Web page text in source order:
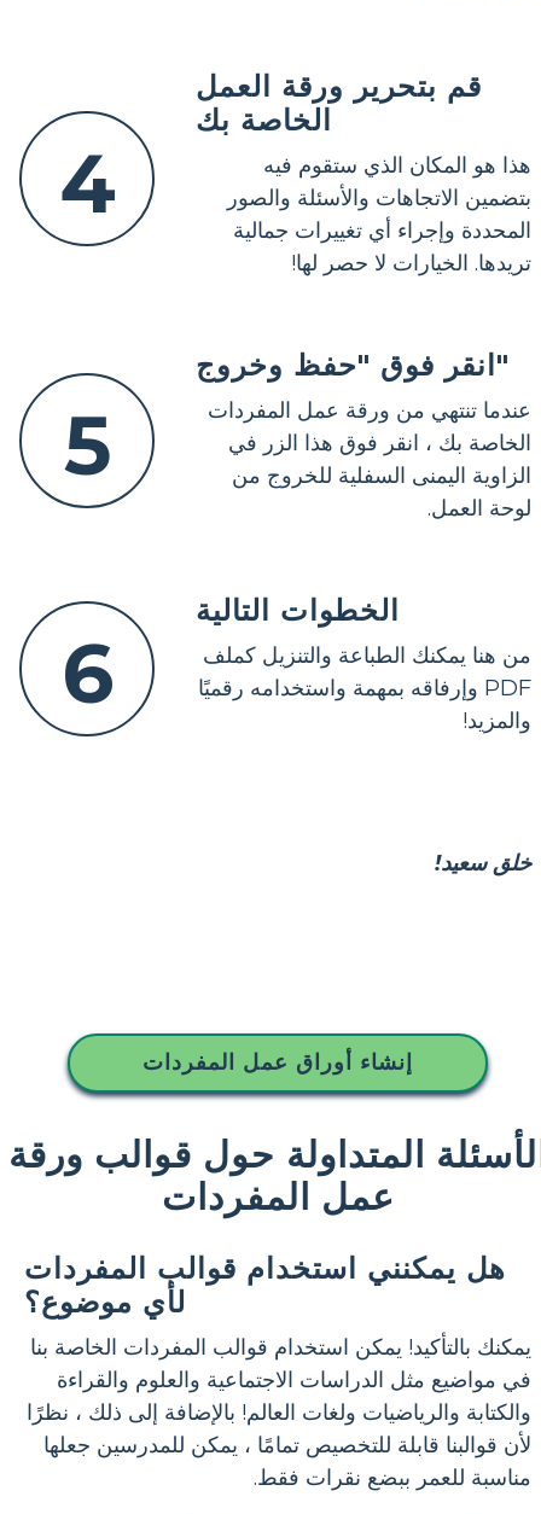
4
قم بتحرير ورقة العمل
الخاصة بك
هذا هو المكان الذي ستقوم فيه
بتضمين الاتجاهات والأسئلة والصور
المحددة وإجراء أي تغييرات جمالية
تريدها. الخيارات لا حصر لها!
5
انقر فوق "حفظ وخروج"
عندما تنتهي من ورقة عمل المفردات
الخاصة بك ، انقر فوق هذا الزر في
الزاوية اليمنى السفلية للخروج من
لوحة العمل.
6
الخطوات التالية
من هنا يمكنك الطباعة والتنزيل كملف
PDF وإرفاقه بمهمة واستخدامه رقميًا
والمزيد!
خلق سعيد!
إنشاء أوراق عمل المفردات
المتداولة حول قوالب ورقة
عمل المفردات
هل يمكنني استخدام قوالب المفردات
لأي موضوع؟
يمكنك بالتأكيد! يمكن استخدام قوالب المفردات الخاصة بنا
في مواضيع مثل الدراسات الاجتماعية والعلوم والقراءة
والكتابة والرياضيات ولغات العالم! بالإضافة إلى ذلك ، نظرًا
لأن قوالبنا قابلة للتخصيص تمامًا ، يمكن للمدرسين جعلها
مناسبة للعمر ببضع نقرات فقط.